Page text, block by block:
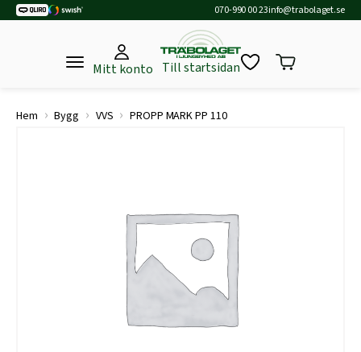
070-990 00 23info@trabolaget.se
Mitt konto Till startsidan
Hem › Bygg › VVS › PROPP MARK PP 110